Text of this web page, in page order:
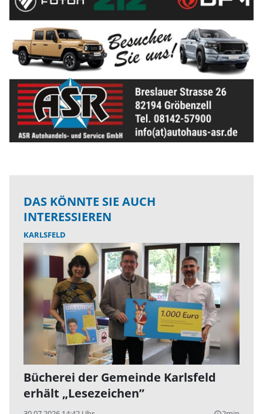
DAS KÖNNTE SIE AUCH
INTERESSIEREN
KARLSFELD
Bücherei der Gemeinde Karlsfeld
erhält „Lesezeichen”